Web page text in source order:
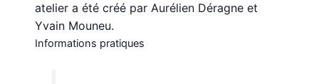
atelier a été créé par Aurélien Déragne et
Yvain Mouneu.
Informations pratiques